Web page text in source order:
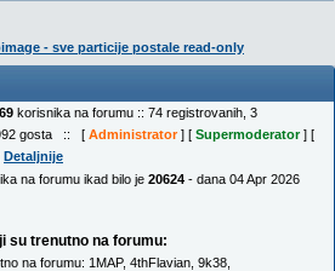
- sve particije postale read-only
korisnika na forumu :: 74 registrovanih, 3
gosta :: [ Administrator] [ Supermoderator] [
Detaljnije
na forumu ikad bilo je 20624 - dana 04 Apr 2026
su trenutno na forumu:
na forumu: 1MAP, 4thFlavian 9k38